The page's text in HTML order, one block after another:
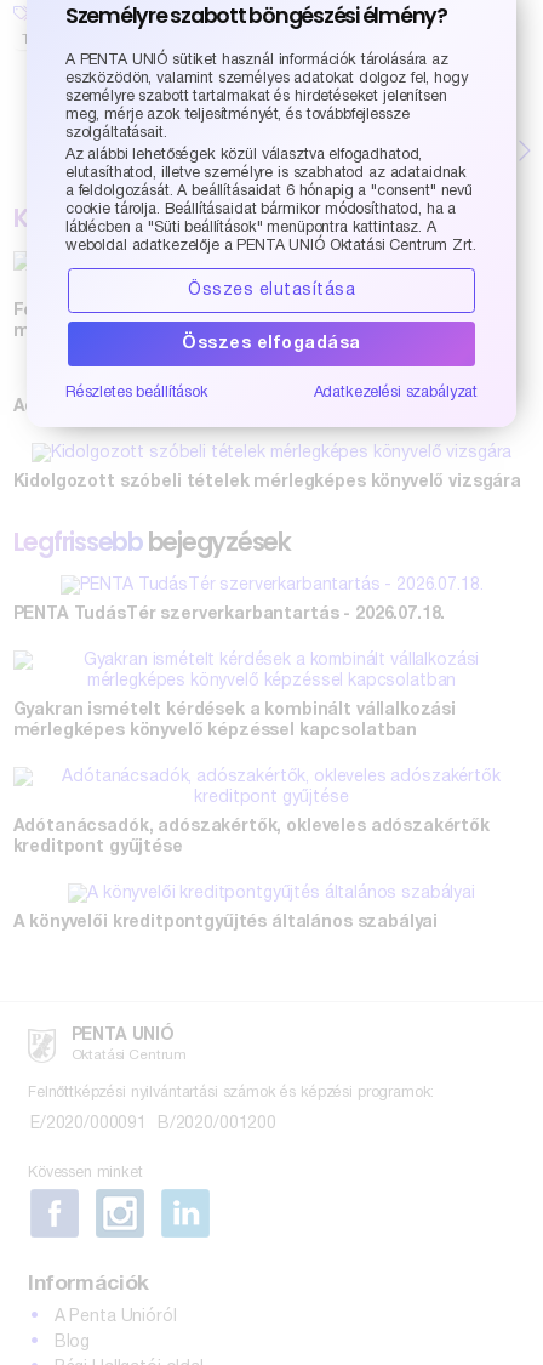
Munkaerő-gazdálkodási és TB ügyintéző TB és Bérügyi Szakember
Következő bejegyzés
Kapcsolódóbejegyzések
Fókuszban a KIVA és a TAO - Két könyv, ami segít a
mindennapokban
Adótan-sorozat 2026! Csapj le a legújabb szakkönyvekre!
Kidolgozott szóbeli tételek mérlegképes könyvelő vizsgára
Legfrissebbbejegyzések
PENTA TudásTér szerverkarbantartás - 2026.07.18.
Gyakran ismételt kérdések a kombinált vállalkozási
mérlegképes könyvelő képzéssel kapcsolatban
Adótanácsadók, adószakértők, okleveles adószakértők
kreditpont gyűjtése
A könyvelői kreditpontgyűjtés általános szabályai
PENTA UNIÓ
Oktatási Centrum
Felnőttképzési nyilvántartási számok és képzési programok:
E/2020/000091 B/2020/001200
Kövessen minket
Információk
A Penta Unióról
Blog
Személyre szabott böngészési élmény?
A PENTA UNIÓ sütiket használ információk tárolására az
eszközödön, valamint személyes adatokat dolgoz fel, hogy
személyre szabott tartalmakat és hirdetéseket jelenítsen
meg, mérje azok teljesítményét, és továbbfejlessze
szolgáltatásait.
Az alábbi lehetőségek közül választva elfogadhatod,
elutasíthatod, illetve személyre is szabhatod az adataidnak
a feldolgozását. A beállításaidat 6 hónapig a "consent" nevű
cookie tárolja. Beállításaidat bármikor módosíthatod, ha a
láblécben a "Süti beállítások" menüpontra kattintasz. A
weboldal adatkezelője a PENTA UNIÓ Oktatási Centrum Zrt.
Összes elutasítása
Összes elfogadása
Részletes beállítások Adatkezelési szabályzat